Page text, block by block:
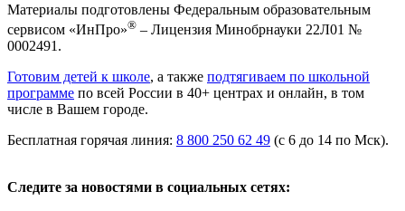
Материалы подготовлены Федеральным образовательным
сервисом «ИнПро»® – Лицензия Минобрнауки 22Л01 №
0002491.
Готовим детей к школе, а также подтягиваем по школьной
программе по всей России в 40+ центрах и онлайн, в том
числе в Вашем городе.
Бесплатная горячая линия: 8 800 250 62 49 (с 6 до 14 по Мск).
Следите за новостями в социальных сетях: